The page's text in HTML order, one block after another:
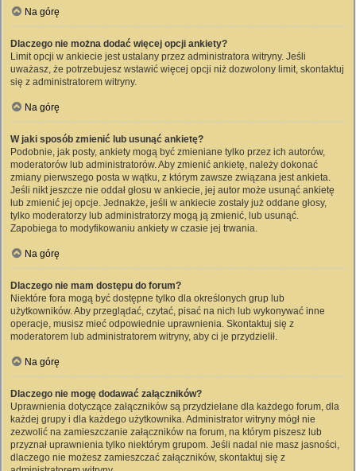
Na górę
Dlaczego nie można dodać więcej opcji ankiety?
Limit opcji w ankiecie jest ustalany przez administratora witryny. Jeśli
uważasz, że potrzebujesz wstawić więcej opcji niż dozwolony limit, skontaktuj
się z administratorem witryny.
Na górę
W jaki sposób zmienić lub usunąć ankietę?
Podobnie, jak posty, ankiety mogą być zmieniane tylko przez ich autorów,
moderatorów lub administratorów. Aby zmienić ankietę, należy dokonać
zmiany pierwszego posta w wątku, z którym zawsze związana jest ankieta.
Jeśli nikt jeszcze nie oddał głosu w ankiecie, jej autor może usunąć ankietę
lub zmienić jej opcje. Jednakże, jeśli w ankiecie zostały już oddane głosy,
tylko moderatorzy lub administratorzy mogą ją zmienić, lub usunąć.
Zapobiega to modyfikowaniu ankiety w czasie jej trwania.
Na górę
Dlaczego nie mam dostępu do forum?
Niektóre fora mogą być dostępne tylko dla określonych grup lub
użytkowników. Aby przeglądać, czytać, pisać na nich lub wykonywać inne
operacje, musisz mieć odpowiednie uprawnienia. Skontaktuj się z
moderatorem lub administratorem witryny, aby ci je przydzielił.
Na górę
Dlaczego nie mogę dodawać załączników?
Uprawnienia dotyczące załączników są przydzielane dla każdego forum, dla
każdej grupy i dla każdego użytkownika. Administrator witryny mógł nie
zezwolić na zamieszczanie załączników na forum, na którym piszesz lub
przyznał uprawnienia tylko niektórym grupom. Jeśli nadal nie masz jasności,
dlaczego nie możesz zamieszczać załączników, skontaktuj się z